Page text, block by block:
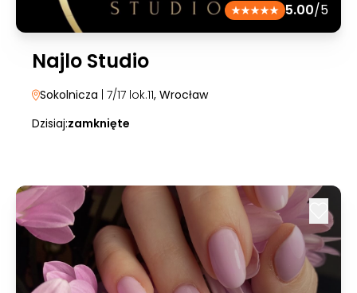
5.00/5
Najlo Studio
Sokolnicza | 7/17 lok.11, Wrocław
Dzisiaj:zamknięte